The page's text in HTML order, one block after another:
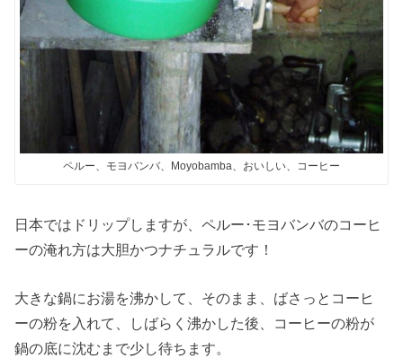
ペルー、モヨバンバ、Moyobamba、おいしい、コーヒー
日本ではドリップしますが、ペルー･モヨバンバのコーヒ
ーの淹れ方は大胆かつナチュラルです！
大きな鍋にお湯を沸かして、そのまま、ばさっとコーヒ
ーの粉を入れて、しばらく沸かした後、コーヒーの粉が
鍋の底に沈むまで少し待ちます。